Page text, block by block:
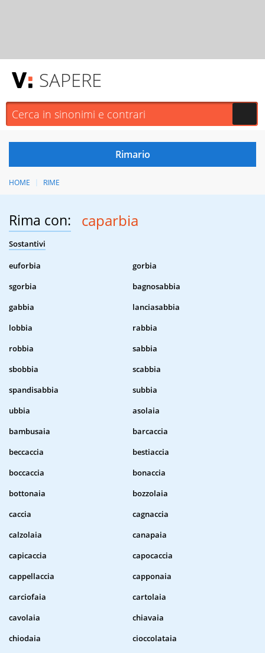
SAPERE
HOME RIME
Rima con: caparbia
Sostantivi
euforbia
gorbia
sgorbia
bagnosabbia
gabbia
lanciasabbia
lobbia
rabbia
robbia
sabbia
sbobbia
scabbia
spandisabbia
subbia
ubbia
asolaia
bambusaia
barcaccia
beccaccia
bestiaccia
boccaccia
bonaccia
bottonaia
bozzolaia
caccia
cagnaccia
calzolaia
canapaia
capicaccia
capocaccia
cappellaccia
capponaia
carciofaia
cartolaia
cavolaia
chiavaia
chiodaia
cioccolataia